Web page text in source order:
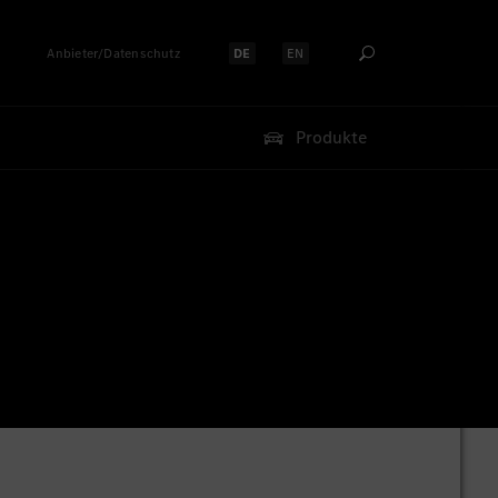
Anbieter/Datenschutz Sprache auswählen:
DE Sprache auswählen:
EN
Produkte